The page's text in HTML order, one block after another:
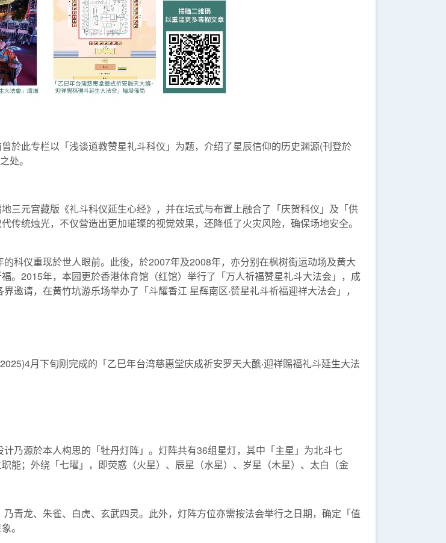
於此专栏以「浅谈道教赞星礼斗科仪」为题，介绍了星辰信仰的历史渊源(刊登於
处。
元宫藏版《礼斗科仪延生心经》，并在坛式与布置上融合了「庆贺科仪」及「供
统烛光，不仅营造出更加璀璨的视觉效果，还降低了火灾风险，确保场地安全。
科仪重现於世人眼前。此後，於2007年及2008年，亦分别在枫树街运动场及黄大
。2015年，本园更於香港体育馆（红馆）举行了「万人祈福赞星礼斗大法会」，成
邀请，在黄竹坑游乐场举办了「斗耀香江 星辉南区‧赞星礼斗祈福迎祥大法会」，
月下旬刚完成的「乙巳年台湾慈惠堂庆成祈安罗天大醮‧迎祥赐福礼斗延生大法
乃源於本人构思的「牡丹灯阵」。灯阵共有36组星灯，其中「主星」为北斗七
能；外绕「七曜」，即荧惑（火星）、辰星（水星）、岁星（木星）、太白（金
青龙、朱雀、白虎、玄武四灵。此外，灯阵方位亦需按法会举行之日期，确定「值
。